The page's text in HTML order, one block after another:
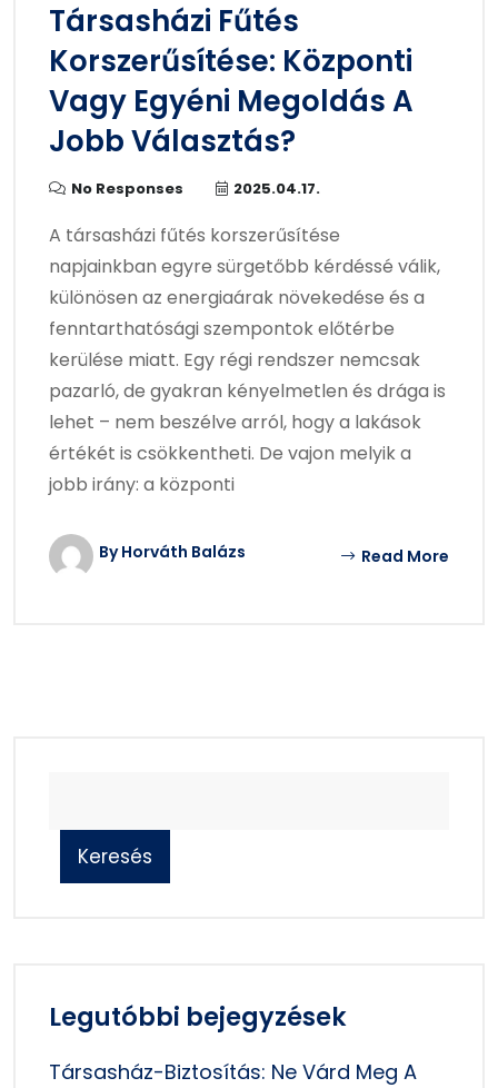
Társasházi Fűtés
Korszerűsítése: Központi
Vagy Egyéni Megoldás A
Jobb Választás?
No Responses 2025.04.17.
A társasházi fűtés korszerűsítése
napjainkban egyre sürgetőbb kérdéssé válik,
különösen az energiaárak növekedése és a
fenntarthatósági szempontok előtérbe
kerülése miatt. Egy régi rendszer nemcsak
pazarló, de gyakran kényelmetlen és drága is
lehet – nem beszélve arról, hogy a lakások
értékét is csökkentheti. De vajon melyik a
jobb irány: a központi
By Horváth Balázs Read More
Keresés
Legutóbbi bejegyzések
Társasház-Biztosítás: Ne Várd Meg A